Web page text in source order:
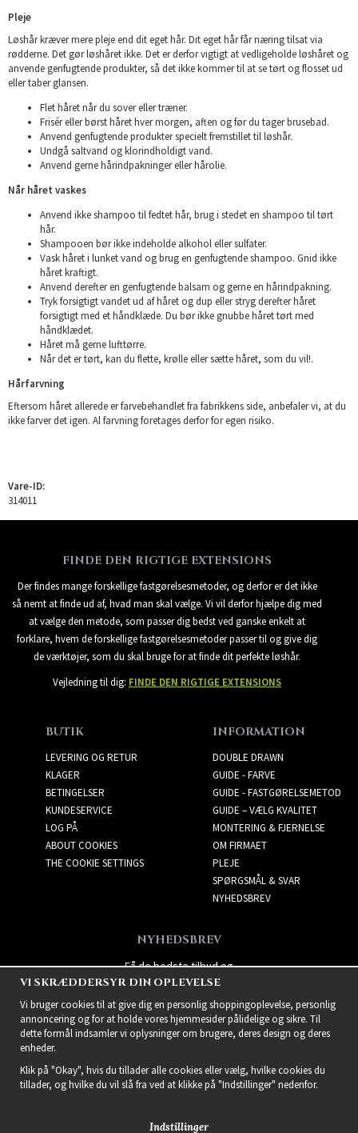
Pleje
Løshår kræver mere pleje end dit eget hår. Dit eget hår får næring tilsat via
rødderne. Det gør løshåret ikke. Det er derfor vigtigt at vedligeholde løshåret og
anvende genfugtende produkter, så det ikke kommer til at se tørt og flosset ud
eller taber glansen.
Flet håret når du sover eller træner.
Frisér eller børst håret hver morgen, aften og før du tager brusebad.
Anvend genfugtende produkter specielt fremstillet til løshår.
Undgå saltvand og klorindholdigt vand.
Anvend gerne hårindpakninger eller hårolie.
Når håret vaskes
Anvend ikke shampoo til fedtet hår, brug i stedet en shampoo til tørt
hår.
Shampooen bør ikke indeholde alkohol eller sulfater.
Vask håret i lunket vand og brug en genfugtende shampoo. Gnid ikke
håret kraftigt.
Anvend derefter en genfugtende balsam og gerne en hårindpakning.
Tryk forsigtigt vandet ud af håret og dup eller stryg derefter håret
forsigtigt med et håndklæde. Du bør ikke gnubbe håret tørt med
håndklædet.
Håret må gerne lufttørre.
Når det er tørt, kan du flette, krølle eller sætte håret, som du vil!.
Hårfarvning
Eftersom håret allerede er farvebehandlet fra fabrikkens side, anbefaler vi, at du
ikke farver det igen. Al farvning foretages derfor for egen risiko.
Vare-ID:
314011
FINDE DEN RIGTIGE EXTENSIONS
Der findes mange forskellige fastgørelsesmetoder, og derfor er det ikke
så nemt at finde ud af, hvad man skal vælge. Vi vil derfor hjælpe dig med
at vælge den metode, som passer dig bedst ved ganske enkelt at
forklare, hvem de forskellige fastgørelsesmetoder passer til og give dig
de værktøjer, som du skal bruge for at finde dit perfekte løshår.
Vejledning til dig: FINDE DEN RIGTIGE EXTENSIONS
BUTIK
LEVERING OG RETUR
KLAGER
BETINGELSER
KUNDESERVICE
LOG PÅ
ABOUT COOKIES
THE COOKIE SETTINGS
INFORMATION
DOUBLE DRAWN
GUIDE - FARVE
GUIDE - FASTGØRELSEMETOD
GUIDE – VÆLG KVALITET
MONTERING & FJERNELSE
OM FIRMAET
PLEJE
SPØRGSMÅL & SVAR
NYHEDSBREV
NYHEDSBREV
Få de bedste tilbud og
spændende nye produkter!
VI SKRÆDDERSYR DIN OPLEVELSE
Vi bruger cookies til at give dig en personlig shoppingoplevelse, personlig
annoncering og for at holde vores hjemmesider pålidelige og sikre. Til
dette formål indsamler vi oplysninger om brugere, deres design og deres
enheder.
Klik på "Okay", hvis du tillader alle cookies eller vælg, hvilke cookies du
tillader, og hvilke du vil slå fra ved at klikke på "Indstillinger" nedenfor.
Indstillinger